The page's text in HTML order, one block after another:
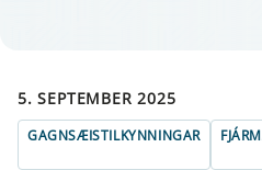
5. SEPTEMBER 2025
GAGNSÆISTILKYNNINGAR